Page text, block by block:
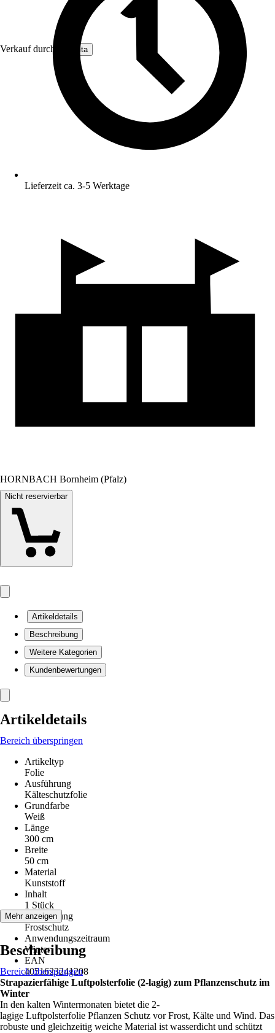
Verkauf durch: Nomita
Lieferzeit ca. 3-5 Werktage
HORNBACH Bornheim (Pfalz)
Nicht reservierbar
Artikeldetails
Beschreibung
Weitere Kategorien
Kundenbewertungen
Artikeldetails
Bereich überspringen
Artikeltyp
Folie
Ausführung
Kälteschutzfolie
Grundfarbe
Weiß
Länge
300 cm
Breite
50 cm
Material
Kunststoff
Inhalt
1 Stück
Anwendung
Frostschutz
Anwendungszeitraum
Winter
EAN
4051623241208
Mehr anzeigen
Beschreibung
Bereich überspringen
Strapazierfähige Luftpolsterfolie (2-lagig) zum Pflanzenschutz im
Winter
In den kalten Wintermonaten bietet die 2-
lagige Luftpolsterfolie Pflanzen Schutz vor Frost, Kälte und Wind. Das
robuste und gleichzeitig weiche Material ist wasserdicht und schützt